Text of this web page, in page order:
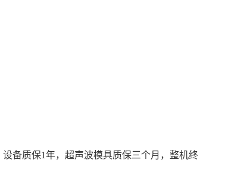
备质保1年，超声波模具质保三个月，整机终